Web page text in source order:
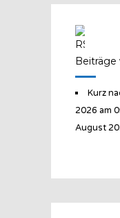
Beiträge
Kurz
2026 am
August